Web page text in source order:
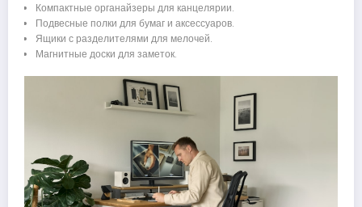
Компактные органайзеры для канцелярии.
Подвесные полки для бумаг и аксессуаров.
Ящики с разделителями для мелочей.
Магнитные доски для заметок.